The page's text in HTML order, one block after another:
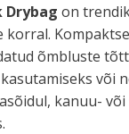
Drybag on
õmbluste
või
kanuu- või